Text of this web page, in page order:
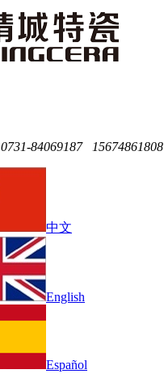
0731-84069187 15674861808
中文
English
Español